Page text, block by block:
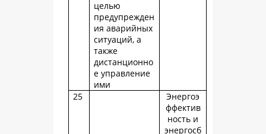
целью
предупрежден
ия аварийных
ситуаций, а
также
дистанционно
е управление
ими
25
Энергоэ
ффектив
ность и
энергосб